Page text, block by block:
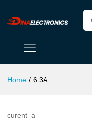
Home / 6.3A
curent_a